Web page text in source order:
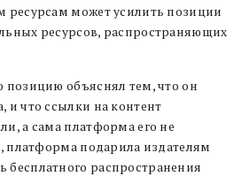
ресурсам может усилить позиции
ресурсов, распространяющих
позицию объяснял тем, что он
и что ссылки на контент
а сама платформа его не
платформа подарила издателям
распространения